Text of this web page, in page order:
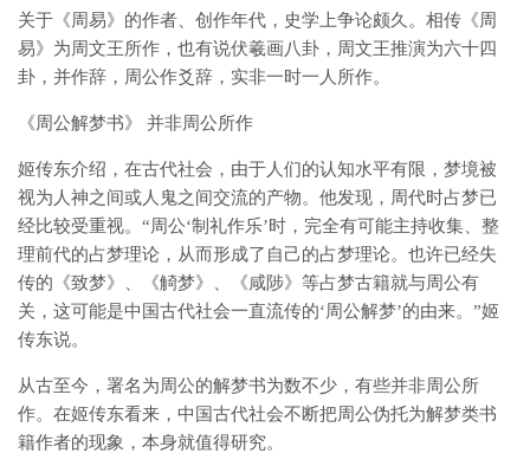
关于《周易》的作者、创作年代，史学上争论颇久。相传《周
易》为周文王所作，也有说伏羲画八卦，周文王推演为六十四
卦，并作辞，周公作爻辞，实非一时一人所作。
《周公解梦书》 并非周公所作
姬传东介绍，在古代社会，由于人们的认知水平有限，梦境被
视为人神之间或人鬼之间交流的产物。他发现，周代时占梦已
经比较受重视。“周公‘制礼作乐’时，完全有可能主持收集、整
理前代的占梦理论，从而形成了自己的占梦理论。也许已经失
传的《致梦》、《觭梦》、《咸陟》等占梦古籍就与周公有
关，这可能是中国古代社会一直流传的‘周公解梦’的由来。”姬
传东说。
从古至今，署名为周公的解梦书为数不少，有些并非周公所
作。在姬传东看来，中国古代社会不断把周公伪托为解梦类书
籍作者的现象，本身就值得研究。